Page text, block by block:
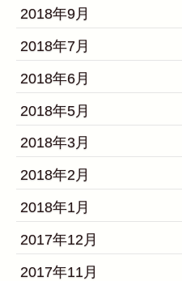
2018年9月
2018年7月
2018年6月
2018年5月
2018年3月
2018年2月
2018年1月
2017年12月
2017年11月